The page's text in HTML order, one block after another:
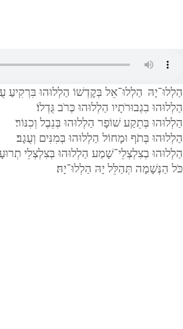
הַלְלוּ־יָהּ הַלְלוּ־אֵל בְּקׇדְשׁוֹ הַלְלוּהוּ בִּרְקִיעַ
הַלְלוּהוּ בִגְבוּרֹתָיו הַלְלוּהוּ כְּרֹב גֻּדְלוֹ׃
הַלְלוּהוּ בְּתֵקַע שׁוֹפָר הַלְלוּהוּ בְּנֵבֶל וְכִנּוֹר׃
הַלְלוּהוּ בְּתֹף וּמָחוֹל הַלְלוּהוּ בְּמִנִּים וְעֻגָב׃
הַלְלוּהוּ בְצִלְצְלֵי־שָׁמַע הַלְלוּהוּ בְּצִלְצְלֵי
כֹּל הַנְּשָׁמָה תְּהַלֵּל יָהּ הַלְלוּ־יָהּ׃